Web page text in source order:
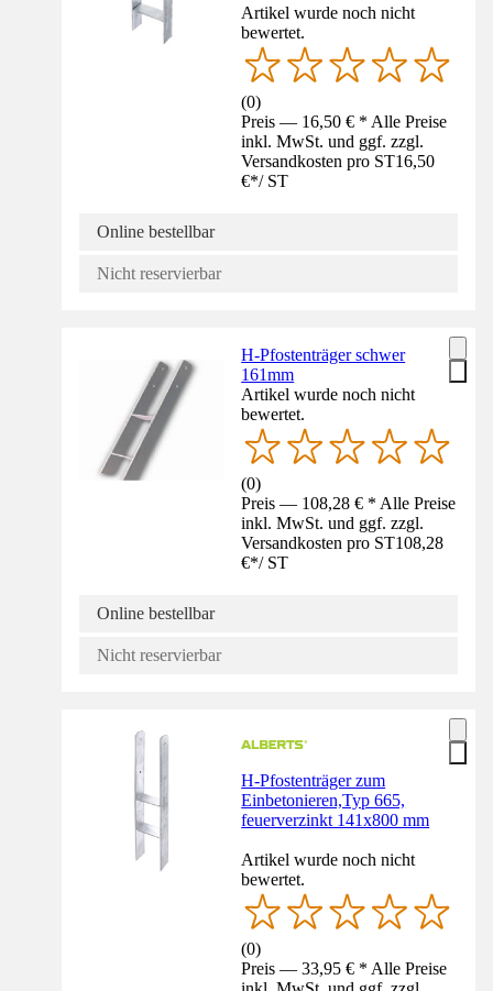
Artikel wurde noch nicht
bewertet.
(0)
Preis — 16,50 € * Alle Preise
inkl. MwSt. und ggf. zzgl.
Versandkosten pro ST16,50
€*/ ST
Online bestellbar
Nicht reservierbar
H-Pfostenträger schwer
161mm
Artikel wurde noch nicht
bewertet.
(0)
Preis — 108,28 € * Alle Preise
inkl. MwSt. und ggf. zzgl.
Versandkosten pro ST108,28
€*/ ST
Online bestellbar
Nicht reservierbar
H-Pfostenträger zum
Einbetonieren,Typ 665,
feuerverzinkt 141x800 mm
Artikel wurde noch nicht
bewertet.
(0)
Preis — 33,95 € * Alle Preise